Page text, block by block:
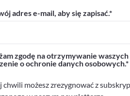
Exportpages!
>> zacznij tutaj
na Exportpages.
opublikuj tutaj
adres e-mail, aby się zapisać.
zgodę na otrzymywanie
o ochronie danych osobowych.
chwili możesz zrezygnować z